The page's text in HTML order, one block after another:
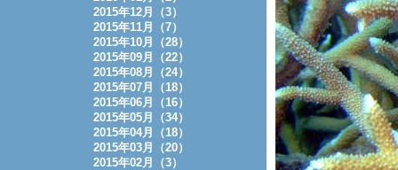
2015年12月（3）
2015年11月（7）
2015年10月（28）
2015年09月（22）
2015年08月（24）
2015年07月（18）
2015年06月（16）
2015年05月（34）
2015年04月（18）
2015年03月（20）
2015年02月（3）